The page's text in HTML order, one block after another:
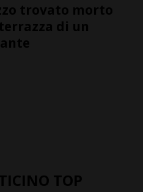
trovato morto
di un
TOP